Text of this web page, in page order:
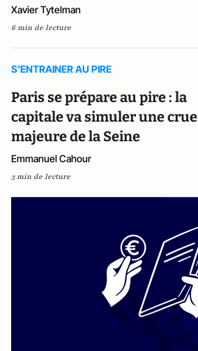
Xavier Tytelman
6 min de lecture
S'ENTRAINER AU PIRE
Paris se prépare au pire : la
capitale va simuler une crue
majeure de la Seine
Emmanuel Cahour
3 min de lecture